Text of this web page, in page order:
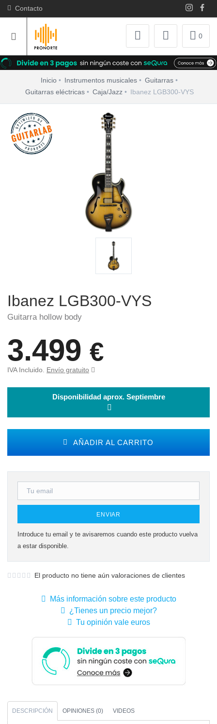
Contacto
0
Inicio Instrumentos musicales
Guitarras
Guitarras eléctricas
Caja/Jazz Ibanez LGB300-VYS
Ibanez LGB300-VYS
Guitarra hollow body
3.499 €
IVA Incluido. Envío gratuito
Disponibilidad aprox. Septiembre
AÑADIR AL CARRITO
ENVIAR
Introduce tu email y te avisaremos cuando este producto vuelva
a estar disponible.
El producto no tiene aún valoraciones de clientes
Más información sobre este producto
¿Tienes un precio mejor?
Tu opinión vale euros
DESCRIPCIÓN OPINIONES (0) VIDEOS